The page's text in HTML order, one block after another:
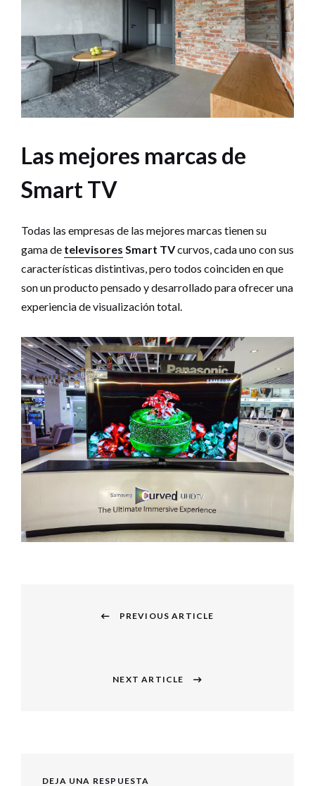
Las mejores marcas de
Smart TV
Todas las empresas de las mejores marcas tienen su
gama de televisores Smart TVcurvos, cada uno con sus
características distintivas, pero todos coinciden en que
son un producto pensado y desarrollado para ofrecer una
experiencia de visualización total.
PREVIOUS ARTICLE
NEXT ARTICLE
DEJA UNA RESPUESTA